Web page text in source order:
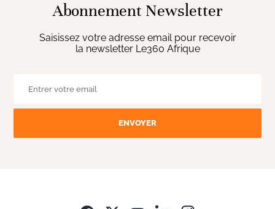
Abonnement Newsletter
Saisissez votre adresse email pour recevoir
la newsletter Le360 Afrique
ENVOYER